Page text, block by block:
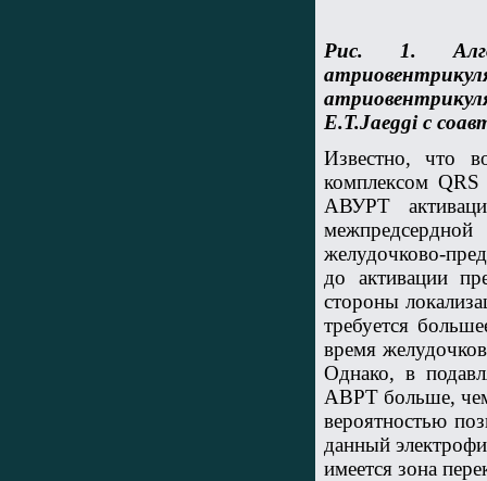
Рис. 1.
E.T.Jaeggi с
Известно, что
комплексом QRS
АВУРТ
желудочково-
до активации
стороны
требуется
время
Однако, в
АВРТ больше,
вероятностью
данный
имеется зона